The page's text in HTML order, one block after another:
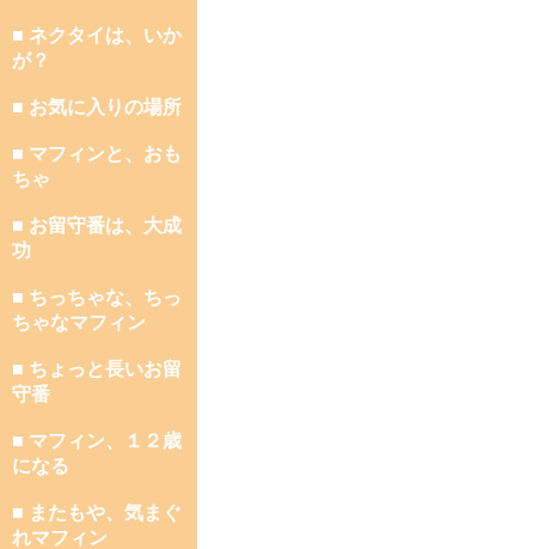
■ ネクタイは、いか
が？
■ お気に入りの場所
■ マフィンと、おも
ちゃ
■ お留守番は、大成
功
■ ちっちゃな、ちっ
ちゃなマフィン
■ ちょっと長いお留
守番
■ マフィン、１２歳
になる
■ またもや、気まぐ
れマフィン